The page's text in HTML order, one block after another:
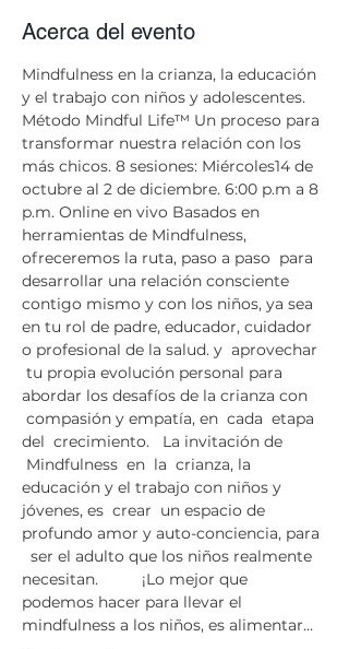
Acerca del evento
Mindfulness en la crianza, la educación
y el trabajo con niños y adolescentes.
Método Mindful Life™ Un proceso para
transformar nuestra relación con los
más chicos. 8 sesiones: Miércoles14 de
octubre al 2 de diciembre. 6:00 p.m a 8
p.m. Online en vivo Basados en
herramientas de Mindfulness,
ofreceremos la ruta, paso a paso  para
desarrollar una relación consciente
contigo mismo y con los niños, ya sea
en tu rol de padre, educador, cuidador
o profesional de la salud. y  aprovechar
tu propia evolución personal para
abordar los desafíos de la crianza con
compasión y empatía, en  cada  etapa
del  crecimiento.   La invitación de
Mindfulness  en  la  crianza, la
educación y el trabajo con niños y
jóvenes, es  crear  un espacio de
profundo amor y auto-conciencia, para
ser el adulto que los niños realmente
necesitan.          ¡Lo mejor que
podemos hacer para llevar el
mindfulness a los niños, es alimentar…